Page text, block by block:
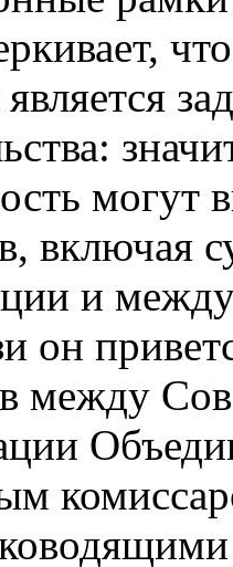
могут
включая
и
он
между